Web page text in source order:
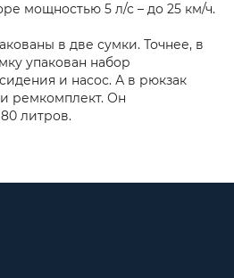
мощностью 5 л/с – до 25 км/ч.
в две сумки. Точнее, в
упакован набор
и насос. А в рюкзак
ремкомплект. Он
литров.